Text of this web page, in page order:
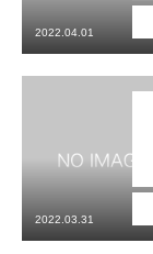
2022.04.01
2022.03.31